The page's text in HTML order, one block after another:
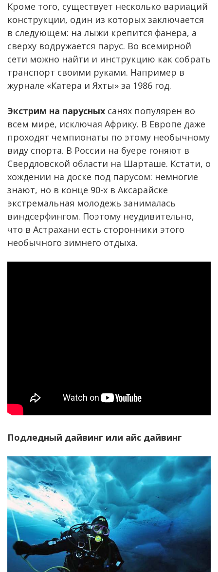
Кроме того, существует несколько вариаций
конструкции, один из которых заключается
в следующем: на лыжи крепится фанера, а
сверху водружается парус. Во всемирной
сети можно найти и инструкцию как собрать
транспорт своими руками. Например в
журнале «Катера и Яхты» за 1986 год.
Экстрим на парусных санях популярен во
всем мире, исключая Африку. В Европе даже
проходят чемпионаты по этому необычному
виду спорта. В России на буере гоняют в
Свердловской области на Шарташе. Кстати, о
хождении на доске под парусом: немногие
знают, но в конце 90-х в Аксарайске
экстремальная молодежь занималась
виндсерфингом. Поэтому неудивительно,
что в Астрахани есть сторонники этого
необычного зимнего отдыха.
Подледный дайвинг или айс дайвинг